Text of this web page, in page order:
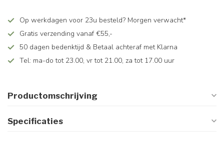
Op werkdagen voor 23u besteld? Morgen verwacht*
Gratis verzending vanaf €55,-
50 dagen bedenktijd & Betaal achteraf met Klarna
Tel: ma-do tot 23.00, vr tot 21.00, za tot 17.00 uur
Productomschrijving
Specificaties